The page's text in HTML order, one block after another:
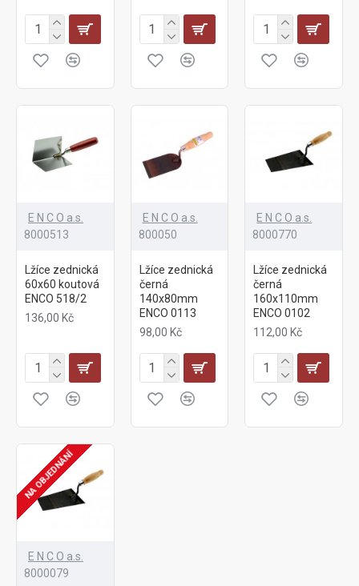
E N C O a.s.
8000513
Lžíce zednická
60x60 koutová
ENCO 518/2
136,00 Kč
E N C O a.s.
800050
Lžíce zednická
černá
140x80mm
ENCO 0113
98,00 Kč
E N C O a.s.
8000770
Lžíce zednická
černá
160x110mm
ENCO 0102
112,00 Kč
NA OBJEDNÁNÍ
E N C O a.s.
8000079